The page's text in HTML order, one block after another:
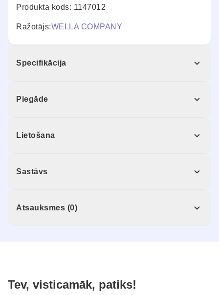
Produkta kods: 1147012
Ražotājs:WELLA COMPANY
Specifikācija
Piegāde
Lietošana
Sastāvs
Atsauksmes (0)
Tev, visticamāk, patiks!